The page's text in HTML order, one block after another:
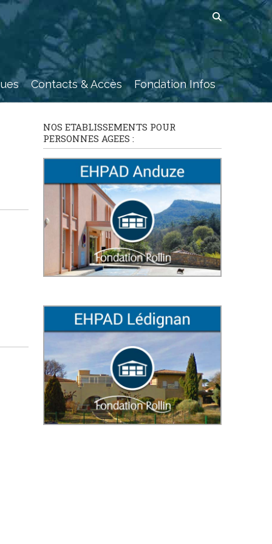
Contacts & Accès Fondation Infos
NOS ETABLISSEMENTS POUR
PERSONNES AGEES :